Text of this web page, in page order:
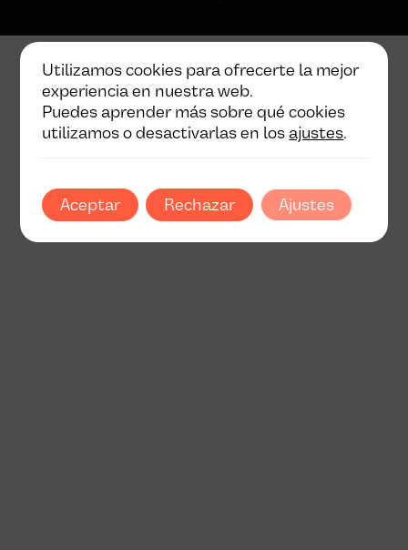
Utilizamos cookies para ofrecerte la mejor
experiencia en nuestra web.
Puedes aprender más sobre qué cookies
utilizamos o desactivarlas en losajustes.
Aceptar Rechazar Ajustes